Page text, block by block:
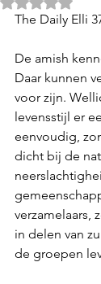
The Daily Elli
De amish
Daar kunnen
voor zijn.
levensstijl er
eenvoudig,
dicht bij de
verzamelaars,
in delen van
de groepen